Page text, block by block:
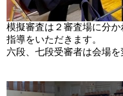
模擬審査は２審査場に分
指導をいただきます。
六段、七段受審者は会場を